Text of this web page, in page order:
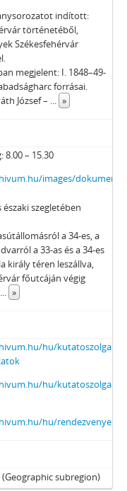
indított:
történetéből,
Székesfehérvár
megjelent: I. 1848–49-
forrásai.
József – ... »
– 15.30
images/
szegletében
a 34-es, a
a 33-as és a 34-es
király téren leszállva,
főutcáján végig
... »
hu/
hu/kutatoszolgalat/
hu/
subregion)